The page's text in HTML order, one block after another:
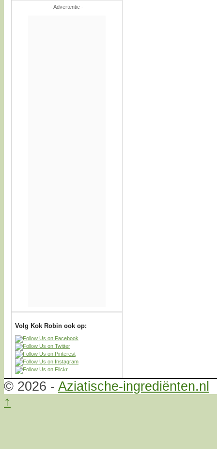
- Advertentie -
Volg Kok Robin ook op:
© 2026 - Aziatische-ingrediënten.nl
↑